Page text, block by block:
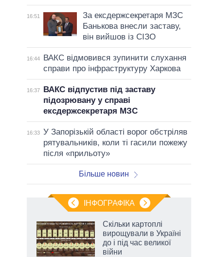
16:51
За ексдержсекретаря МЗС
Банькова внесли заставу,
він вийшов із СІЗО
16:44
ВАКС відмовився зупинити слухання
справи про інфраструктуру Харкова
16:37
ВАКС відпустив під заставу
підозрювану у справі
ексдержсекретаря МЗС
16:33 У Запорізькій області ворог обстріляв
рятувальників, коли ті гасили пожежу
після «прильоту»
Більше новин
ІНФОГРАФІКА
Скільки картоплі
вирощували в Україні
до і під час великої
війни